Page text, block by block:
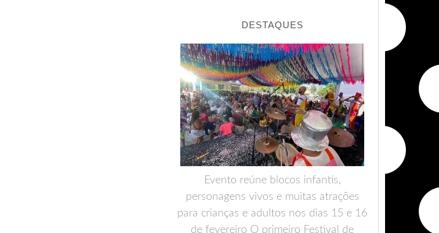
DESTAQUES
Evento reúne blocos infantis,
personagens vivos e muitas atrações
para crianças e adultos nos dias 15 e 16
de fevereiro O primeiro Festival de